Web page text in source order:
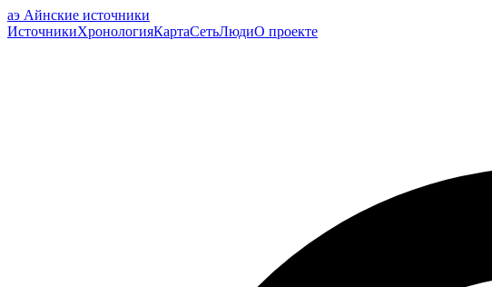
аэ Айнские источники
ИсточникиХронологияКартаСетьЛюдиО проекте